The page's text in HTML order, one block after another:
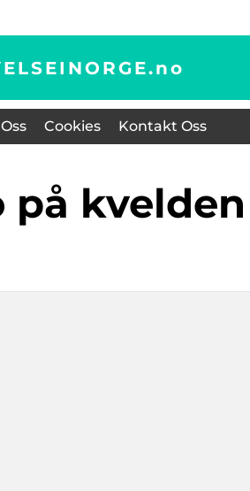
no
Cookies Kontakt Oss
på kvelden